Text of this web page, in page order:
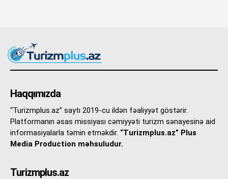
Haqqımızda
“Turizmplus.az” saytı 2019-cu ildən fəaliyyət göstərir.
Platformanın əsas missiyası cəmiyyəti turizm sənayesinə aid
informasiyalarla təmin etməkdir. “Turizmplus.az” Plus
Media Production məhsuludur.
Turizmplus.az